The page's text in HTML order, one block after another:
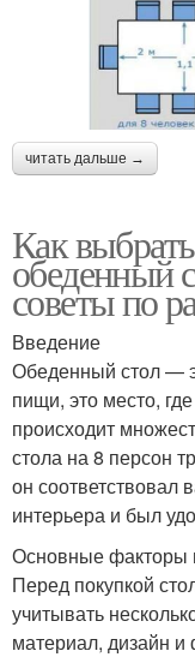
читать дальше →
Как
обеденный
советы по
Введение
Обеденный стол —
пищи, это место,
происходит
стола на 8 персон
он соответствовал
интерьера и был
Основные факторы
Перед покупкой
учитывать
материал, дизайн и